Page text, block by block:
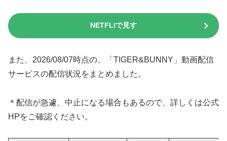
NETFLIで見す
また、2026/08/07時点の、「TIGER&BUNNY」動画配信
サービスの配信状況をまとめました。
＊配信が急遽、中止になる場合もあるので、詳しくは公式
HPをご確認ください。